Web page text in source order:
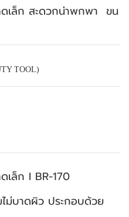
เล็ก สะดวกน่าพกพา ขน
TOOL)
เล็ก I BR-170
ม่บาดผิว ประกอบด้วย